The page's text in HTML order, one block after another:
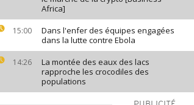
Africa]
15:00
Dans l'enfer des équipes engagées
dans la lutte contre Ebola
14:26
La montée des eaux des lacs
rapproche les crocodiles des
populations